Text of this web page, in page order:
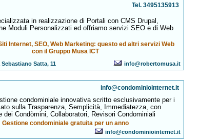
Tel. 3495135913
in realizzazione di Portali con CMS Drupal,
Moduli Personalizzati ed offriamo servizi SEO e di Web
Internet, SEO, Web Marketing: questo ed altri servizi Web
con il Gruppo Musa ICT
Satta, 11 info@robertomusa.it
info@condominiointernet.it
condominiale innovativa scritto esclusivamente per i
sulla Trasparenza, Semplicità, Immediatezza, con
dei Condòmini, Collaboratori, Revisori Condominiali
Gestione condominiale gratuita per un anno
info@condominiointernet.it